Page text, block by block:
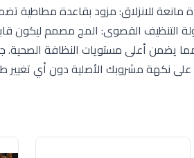
مانعة للانزلاق: مزود بقاعدة مطاطية
القصوى: المج مصمم ليكون قابلاً
يضمن أعلى مستويات النظافة